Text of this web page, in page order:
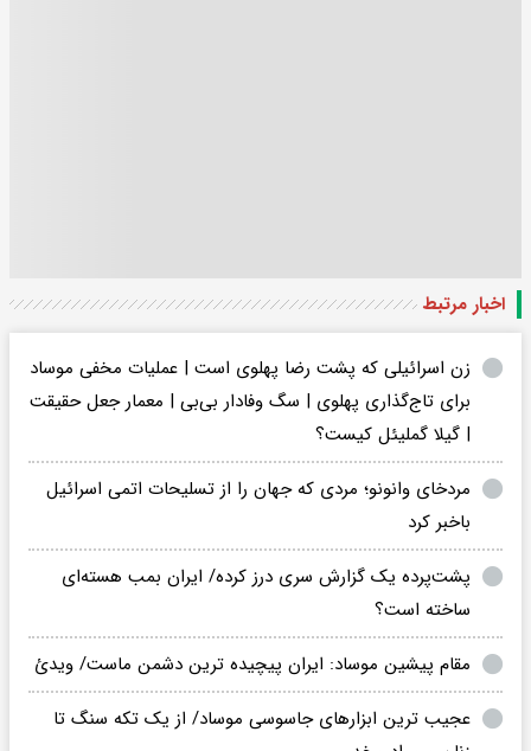
اخبار مرتبط
زن اسرائیلی که پشت رضا پهلوی است | عملیات مخفی موساد
برای تاج‌گذاری پهلوی | سگ وفادار بی‌بی | معمار جعل حقیقت
| گیلا گملیئل کیست؟
مردخای وانونو؛ مردی که جهان را از تسلیحات اتمی اسرائیل
باخبر کرد
پشت‌پرده یک گزارش سری درز کرده/ ایران بمب هسته‌ای
ساخته است؟
مقام پیشین موساد: ایران پیچیده ترین دشمن ماست/ ویدئ
عجیب ترین ابزارهای جاسوسی موساد/ از یک تکه سنگ تا